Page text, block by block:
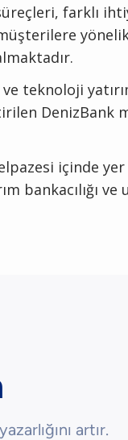
farklı
teknoloji
DenizBank
içinde
bankacılığı
artır.